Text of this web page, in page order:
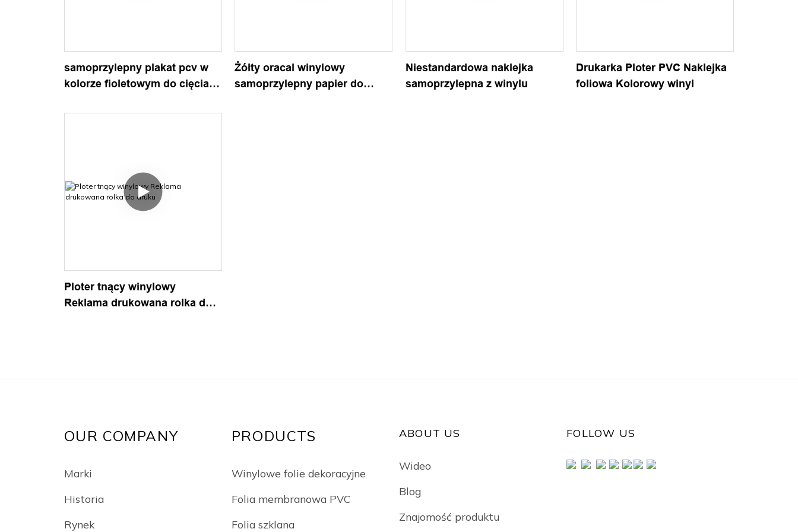
samoprzylepny plakat pcv w
kolorze fioletowym do cięcia
Żółty oracal winylowy
samoprzylepny papier do
Niestandardowa naklejka
samoprzylepna z winylu
Drukarka Ploter PVC Naklejka
foliowa Kolorowy winyl
Ploter tnący winylowy
Reklama drukowana rolka do
OUR COMPANY
Marki
Historia
Rynek
PRODUCTS
Winylowe folie dekoracyjne
Folia membranowa PVC
Folia szklana
ABOUT US
Wideo
Blog
Znajomość produktu
FOLLOW US